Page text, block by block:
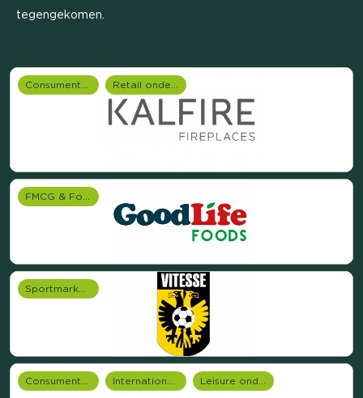
tegengekomen.
Consumentenonderzoek Retail onderzoek
FMCG & Food branche
Sportmarketing onderzoek
Consumentenonderzoek Internationale onderzoeken Leisure onderzoek